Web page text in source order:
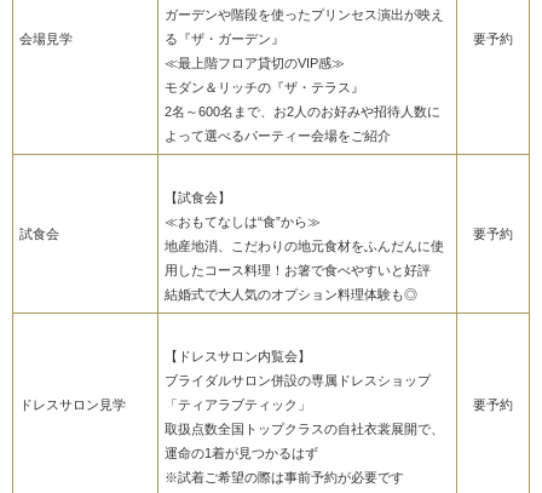
会場見学
ガーデンや階段を使ったプリンセス演出が映え
る『ザ・ガーデン』
≪最上階フロア貸切のVIP感≫
モダン＆リッチの『ザ・テラス』
2名～600名まで、お2人のお好みや招待人数に
よって選べるパーティー会場をご紹介
要予約
試食会
【試食会】
≪おもてなしは“食”から≫
地産地消、こだわりの地元食材をふんだんに使
用したコース料理！お箸で食べやすいと好評
結婚式で大人気のオプション料理体験も◎
要予約
ドレスサロン見学
【ドレスサロン内覧会】
ブライダルサロン併設の専属ドレスショップ
「ティアラブティック」
取扱点数全国トップクラスの自社衣裳展開で、
運命の1着が見つかるはず
※試着ご希望の際は事前予約が必要です
要予約